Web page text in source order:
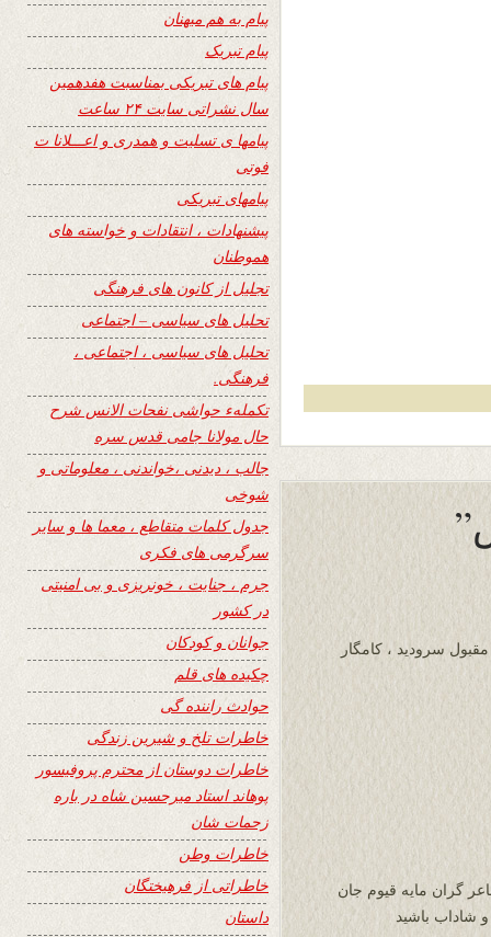
سرودید ، کامگار
گران مایه قیوم جان
شاداب باشید
پیام به هم میهنان
پیام تبریک
پیام های تبریکی بمناسبت هفدهمین
سال نشراتی سایت ۲۴ ساعت
پیامها ی تسلیت و همدری و اعـــلانا ت
فوتی
پیامهای تبریکی
پیشنهادات ، انتقادات و خواسته های
هموطنان
تجلیل از کانون های فرهنگی
تحلیل های سیاسی – اجتماعی
تحلیل های سیاسی ، اجتماعی ،
فرهنگی.
تکملهء حواشی نفحات الانس شرح
حال مولانا جامی قدس سره
جالب ، دیدنی ،خواندنی ، معلوماتی و
شوخی
جدول کلمات متقاطع ، معما ها و سایر
سرگرمی های فکری
جرم ، جنایت ، خونریزی و بی امنیتی
در کشور
جوانان و کودکان
چکیده های قلم
حوادث راننده گی
خاطرات تلخ و شیرین زندگی
خاطرات دوستان از محترم پروفیسور
پوهاند استاد میرحسین شاه در باره
زحمات شان
خاطرات وطن
خاطراتی از فرهیختگان
داستان